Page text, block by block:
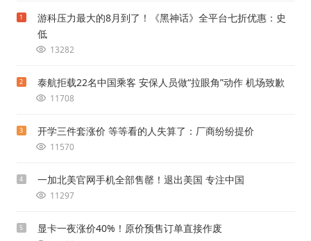
1
游科压力最大的8月到了！《黑神话》全平台七折优惠：史
低
13282
2 泰航拒载22名中国乘客 安保人员做“拉眼角”动作 机场致歉
11708
3 开学三件套涨价 等等看的人失算了：厂商纷纷提价
11570
4 一加北美官网手机全部售罄！退出美国 专注中国
11297
5 显卡一夜涨价40%！原价预售订单直接作废